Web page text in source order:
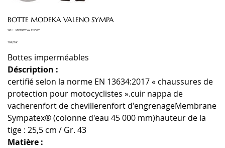
BOTTE MODEKA VALENO SYMPA
SKU : SKU
MODKBTVALENOSY
Prix
169,00 €
Bottes imperméables
Déscription :
certifié selon la norme EN 13634:2017 « chaussures de
protection pour motocyclistes ».cuir nappa de
vacherenfort de chevillerenfort d'engrenageMembrane
Sympatex® (colonne d'eau 45 000 mm)hauteur de la
tige : 25,5 cm / Gr. 43
Matière :